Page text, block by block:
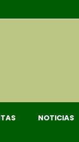
NOTICIAS